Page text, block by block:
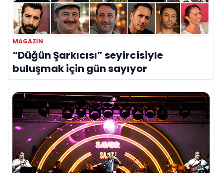
MAGAZIN
“Düğün Şarkıcısı” seyircisiyle
buluşmak için gün sayıyor